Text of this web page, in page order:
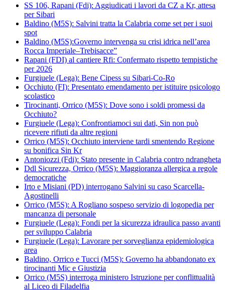
SS 106, Rapani (Fdi): Aggiudicati i lavori da CZ a Kr, attesa
per Sibari
Baldino (M5S): Salvini tratta la Calabria come set per i suoi
spot
Baldino (M5S):Governo intervenga su crisi idrica nell’area
Rocca Imperiale–Trebisacce”
Rapani (FDI) al cantiere Rfi: Confermato rispetto tempistiche
per 2026
Furgiuele (Lega): Bene Cipess su Sibari-Co-Ro
Occhiuto (FI): Presentato emendamento per istituire psicologo
scolastico
Tirocinanti, Orrico (M5S): Dove sono i soldi promessi da
Occhiuto?
Furgiuele (Lega): Confrontiamoci sui dati, Sin non può
ricevere rifiuti da altre regioni
Orrico (M5S): Occhiuto interviene tardi smentendo Regione
su bonifica Sin Kr
Antoniozzi (Fdi): Stato presente in Calabria contro ndrangheta
Ddl Sicurezza, Orrico (M5S): Maggioranza allergica a regole
democratiche
Irto e Misiani (PD) interrogano Salvini su caso Scarcella-
Agostinelli
Orrico (M5S): A Rogliano sospeso servizio di logopedia per
mancanza di personale
Furgiuele (Lega): Fondi per la sicurezza idraulica passo avanti
per sviluppo Calabria
Furgiuele (Lega): Lavorare per sorveglianza epidemiologica
area
Baldino, Orrico e Tucci (M5S): Governo ha abbandonato ex
tirocinanti Mic e Giustizia
Orrico (M5S) interroga ministero Istruzione per conflittualità
al Liceo di Filadelfia